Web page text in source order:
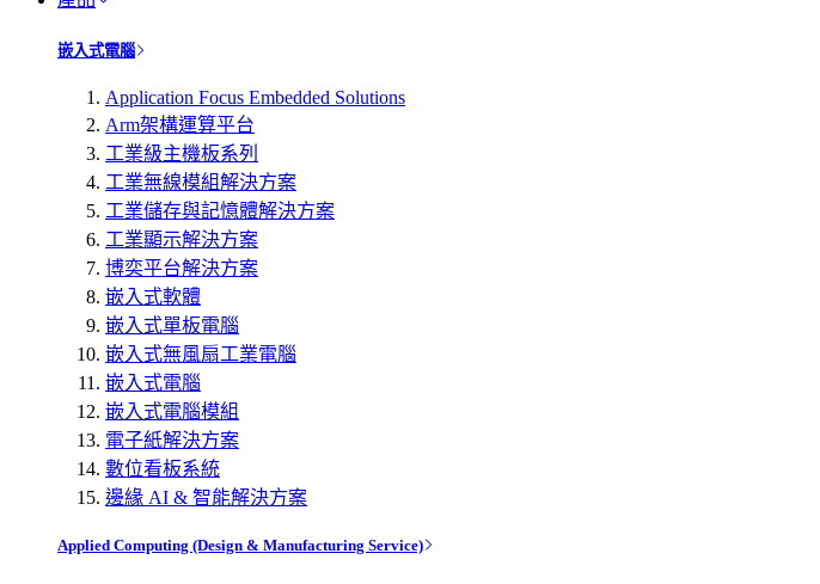
嵌入式電腦
Application Focus Embedded Solutions
Arm架構運算平台
工業級主機板系列
工業無線模組解決方案
工業儲存與記憶體解決方案
工業顯示解決方案
博奕平台解決方案
嵌入式軟體
嵌入式單板電腦
嵌入式無風扇工業電腦
嵌入式電腦
嵌入式電腦模組
電子紙解決方案
數位看板系統
邊緣 AI & 智能解決方案
Applied Computing (Design & Manufacturing Service)